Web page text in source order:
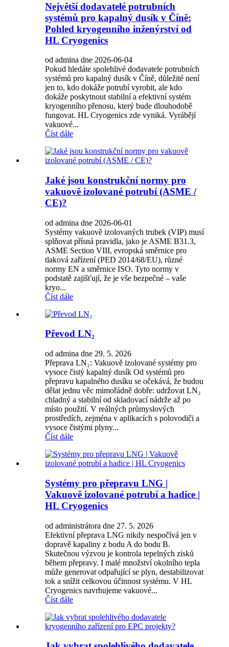
Největší dodavatelé potrubních
systémů pro kapalný dusík v Číně:
Pohled kryogenního inženýrství od
HL Cryogenics
od admina dne 2026-06-04
Pokud hledáte spolehlivé dodavatele potrubních
systémů pro kapalný dusík v Číně, důležité není
jen to, kdo dokáže potrubí vyrobit, ale kdo
dokáže poskytnout stabilní a efektivní systém
kryogenního přenosu, který bude dlouhodobě
fungovat. HL Cryogenics zde vyniká. Vyrábějí
vakuové...
Číst dále
Jaké jsou konstrukční normy pro
vakuově izolované potrubí (ASME /
CE)?
od admina dne 2026-06-01
Systémy vakuově izolovaných trubek (VIP) musí
splňovat přísná pravidla, jako je ASME B31.3,
ASME Section VIII, evropská směrnice pro
tlaková zařízení (PED 2014/68/EU), různé
normy EN a směrnice ISO. Tyto normy v
podstatě zajišťují, že je vše bezpečné – vaše
kryo...
Číst dále
Převod LN₂
od admina dne 29. 5. 2026
Přeprava LN₂: Vakuově izolované systémy pro
vysoce čistý kapalný dusík Od systémů pro
přepravu kapalného dusíku se očekává, že budou
dělat jednu věc mimořádně dobře: udržovat LN₂
chladný a stabilní od skladovací nádrže až po
místo použití. V reálných průmyslových
prostředích, zejména v aplikacích s polovodiči a
vysoce čistými plyny...
Číst dále
Systémy pro přepravu LNG |
Vakuově izolované potrubí a hadice |
HL Cryogenics
od administrátora dne 27. 5. 2026
Efektivní přeprava LNG nikdy nespočívá jen v
dopravě kapaliny z bodu A do bodu B.
Skutečnou výzvou je kontrola tepelných zisků
během přepravy. I malé množství okolního tepla
může generovat odpařující se plyn, destabilizovat
tok a snížit celkovou účinnost systému. V HL
Cryogenics navrhujeme vakuové...
Číst dále